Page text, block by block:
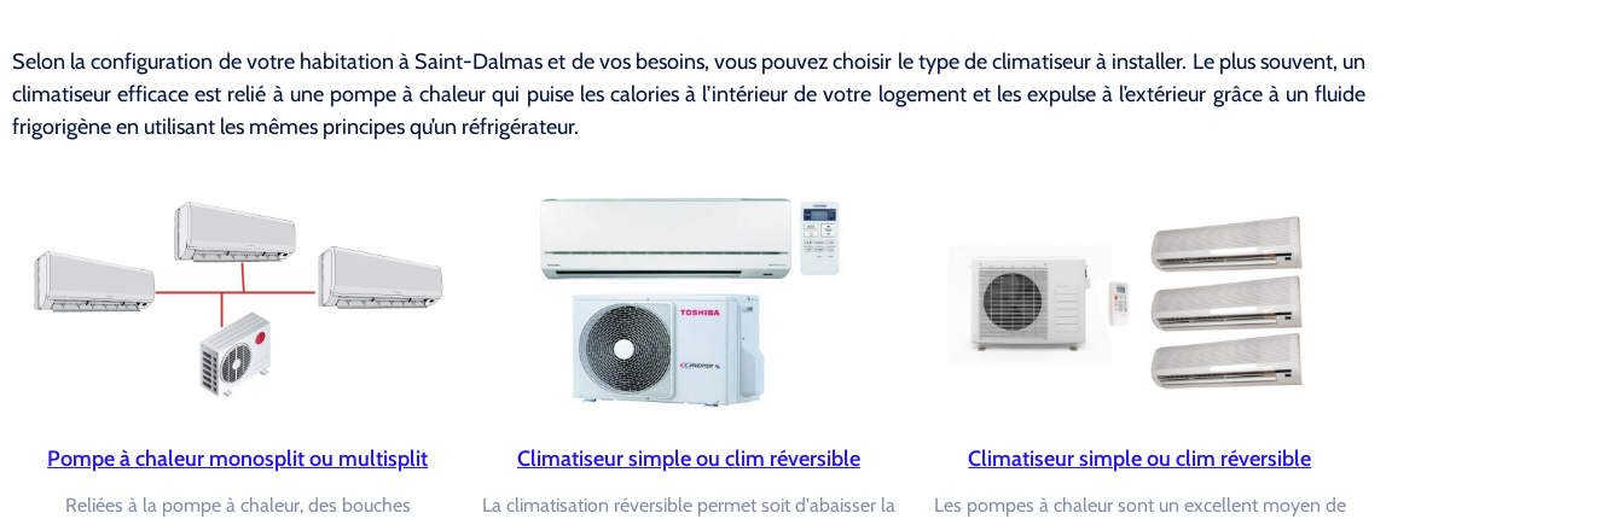
Selon la configuration de votre habitation à Saint-Dalmas et de vos besoins, vous pouvez choisir le type de climatiseur à installer. Le plus souvent, un
climatiseur efficace est relié à une pompe à chaleur qui puise les calories à l’intérieur de votre logement et les expulse à l’extérieur grâce à un fluide
frigorigène en utilisant les mêmes principes qu’un réfrigérateur.
Pompe à chaleur monosplit ou multisplit
Reliées à la pompe à chaleur, des bouches
Climatiseur simple ou clim réversible
La climatisation réversible permet soit d'abaisser la
Climatiseur simple ou clim réversible
Les pompes à chaleur sont un excellent moyen de